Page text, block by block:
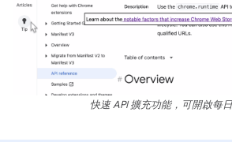
快速 API 擴充功能，可開啟每日